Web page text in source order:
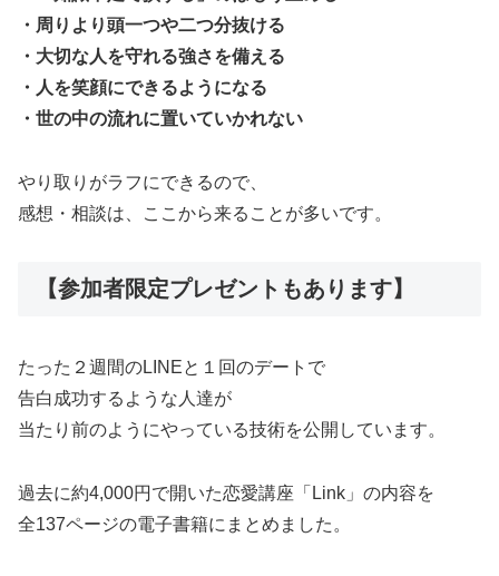
・周りより頭一つや二つ分抜ける
・大切な人を守れる強さを備える
・人を笑顔にできるようになる
・世の中の流れに置いていかれない
やり取りがラフにできるので、
感想・相談は、ここから来ることが多いです。
【参加者限定プレゼントもあります】
たった２週間のLINEと１回のデートで
告白成功するような人達が
当たり前のようにやっている技術を公開しています。
過去に約4,000円で開いた恋愛講座「Link」の内容を
全137ページの電子書籍にまとめました。